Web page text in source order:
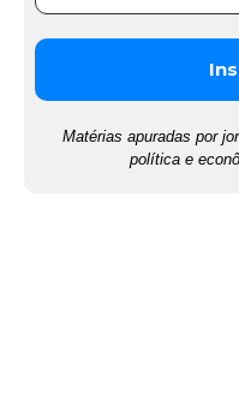
Matérias apuradas por
política e